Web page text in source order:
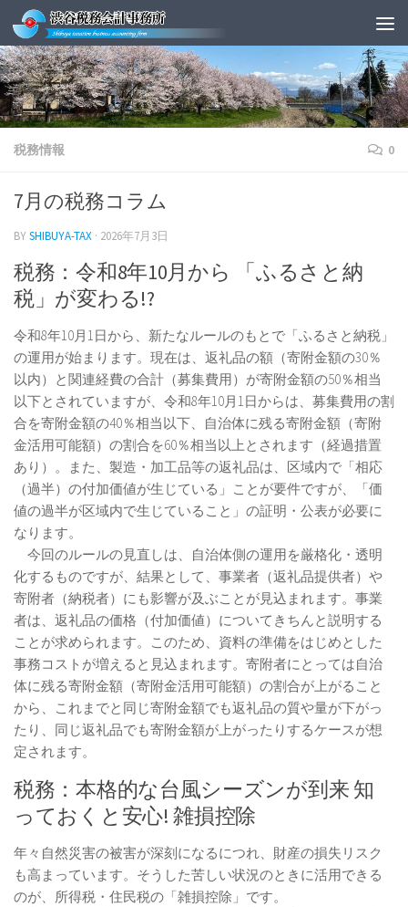
Skip to content
税務情報 0
7月の税務コラム
BYSHIBUYA-TAX · 2026年7月3日
税務：令和8年10月から 「ふるさと納
税」が変わる!?
令和8年10月1日から、新たなルールのもとで「ふるさと納税」
の運用が始まります。現在は、返礼品の額（寄附金額の30％
以内）と関連経費の合計（募集費用）が寄附金額の50％相当
以下とされていますが、令和8年10月1日からは、募集費用の割
合を寄附金額の40％相当以下、自治体に残る寄附金額（寄附
金活用可能額）の割合を60％相当以上とされます（経過措置
あり）。また、製造・加工品等の返礼品は、区域内で「相応
（過半）の付加価値が生じている」ことが要件ですが、「価
値の過半が区域内で生じていること」の証明・公表が必要に
なります。
今回のルールの見直しは、自治体側の運用を厳格化・透明
化するものですが、結果として、事業者（返礼品提供者）や
寄附者（納税者）にも影響が及ぶことが見込まれます。事業
者は、返礼品の価格（付加価値）についてきちんと説明する
ことが求められます。このため、資料の準備をはじめとした
事務コストが増えると見込まれます。寄附者にとっては自治
体に残る寄附金額（寄附金活用可能額）の割合が上がること
から、これまでと同じ寄附金額でも返礼品の質や量が下がっ
たり、同じ返礼品でも寄附金額が上がったりするケースが想
定されます。
税務：本格的な台風シーズンが到来 知
っておくと安心! 雑損控除
年々自然災害の被害が深刻になるにつれ、財産の損失リスク
も高まっています。そうした苦しい状況のときに活用できる
のが、所得税・住民税の「雑損控除」です。